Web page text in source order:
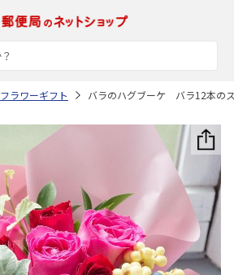
フラワーギフト バラのハグブーケ バラ12本の